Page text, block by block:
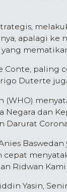
apalagi ke
Conte, paling
Duterte
Negara dan
Darurat
Ridwan Kamil
Yasin,